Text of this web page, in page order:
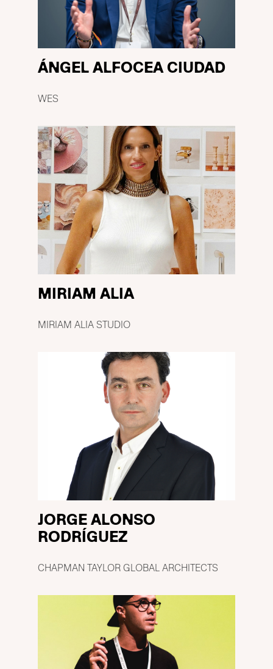
ÁNGEL ALFOCEA CIUDAD
WES
MIRIAM ALIA
MIRIAM ALIA STUDIO
JORGE ALONSO
RODRÍGUEZ
CHAPMAN TAYLOR GLOBAL ARCHITECTS